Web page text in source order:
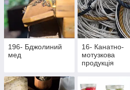
196- Бджолиний
мед
16- Канатно-
мотузкова
продукція